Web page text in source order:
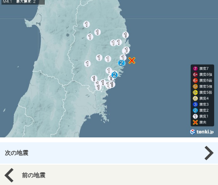
次の地震
前の地震